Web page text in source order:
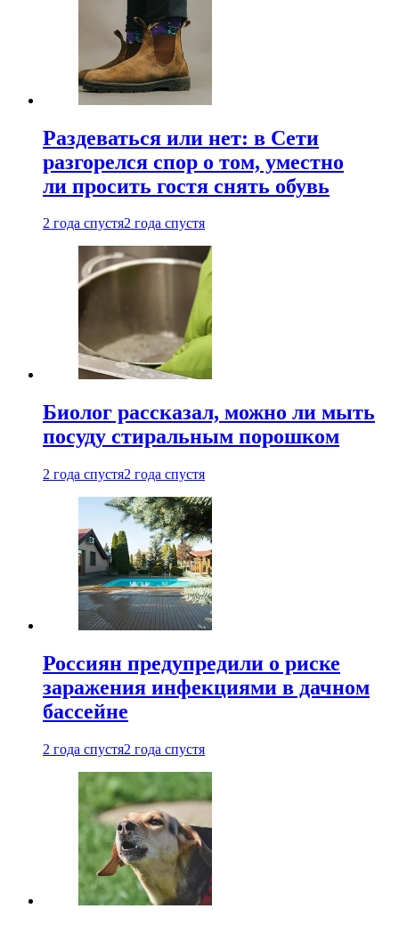
Раздеваться или нет: в Сети
разгорелся спор о том, уместно
ли просить гостя снять обувь
2 года спустя2 года спустя
Биолог рассказал, можно ли мыть
посуду стиральным порошком
2 года спустя2 года спустя
Россиян предупредили о риске
заражения инфекциями в дачном
бассейне
2 года спустя2 года спустя